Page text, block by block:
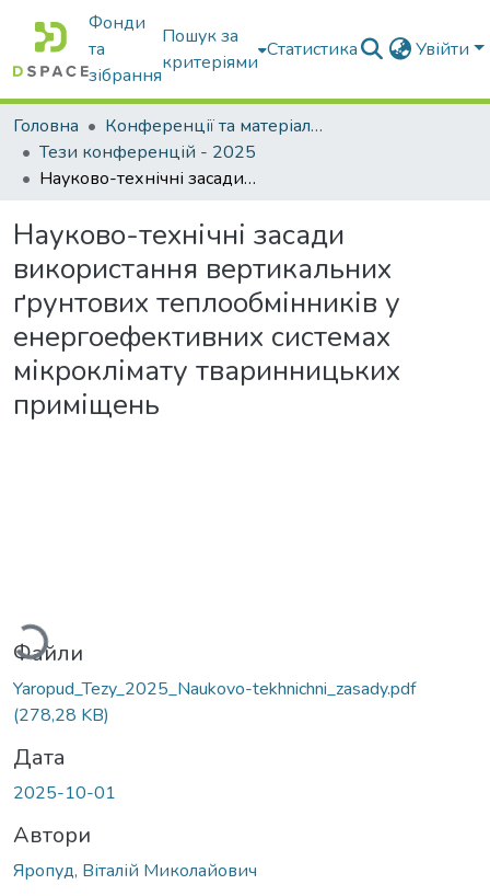
Фонди
та
зібрання
Пошук за
критеріями
Статистика Увійти
Головна
Конференції та матеріали конференцій
Тези конференцій - 2025
Науково-технічні засади використання вертикальних ґрунтових теплообмінників у енергоефективних системах мікроклімату тваринницьких приміщень
Науково-технічні засади
використання вертикальних
ґрунтових теплообмінників у
енергоефективних системах
мікроклімату тваринницьких
приміщень
Файли
Yaropud_Tezy_2025_Naukovo-tekhnichni_zasady.pdf
(278,28 KB)
Дата
2025-10-01
Автори
Яропуд, Віталій Миколайович